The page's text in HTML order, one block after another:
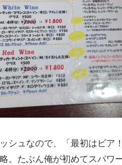
シュなので、「最初はビア
。たぶん俺が初めてスパワ